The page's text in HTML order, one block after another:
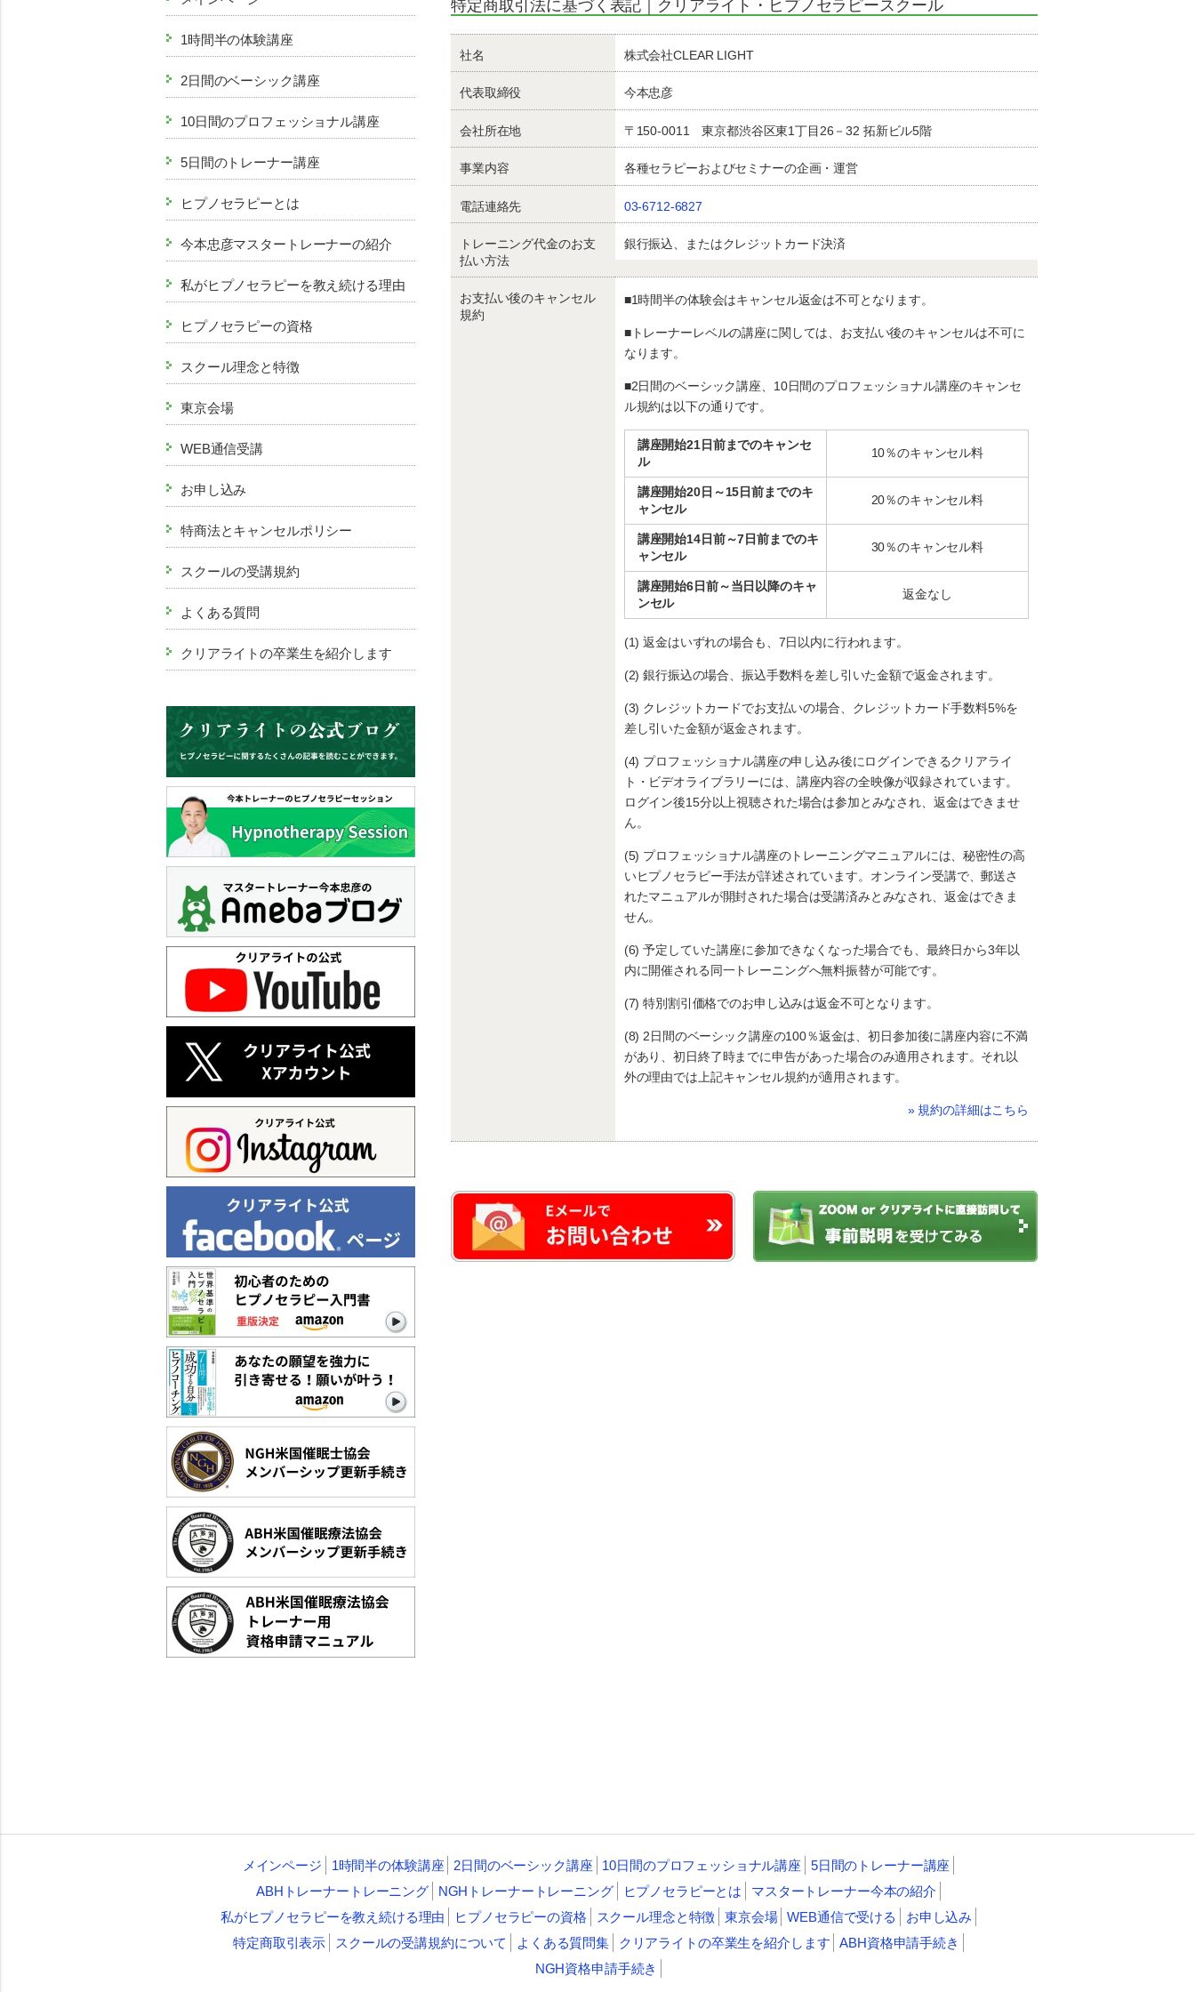
特定商取引法に基づく表記｜クリアライト・ヒプノセラピースクール
社名 株式会社CLEAR LIGHT
代表取締役 今本忠彦
会社所在地 〒150-0011 東京都渋谷区東1丁目26－32 拓新ビル5階
事業内容 各種セラピーおよびセミナーの企画・運営
電話連絡先 03-6712-6827
トレーニング代金のお支
払い方法
銀行振込、またはクレジットカード決済
お支払い後のキャンセル
規約
■1時間半の体験会はキャンセル返金は不可となります。
■トレーナーレベルの講座に関しては、お支払い後のキャンセルは不可に
なります。
■2日間のベーシック講座、10日間のプロフェッショナル講座のキャンセ
ル規約は以下の通りです。
講座開始21日前までのキャンセ
ル
10％のキャンセル料
講座開始20日～15日前までのキ
ャンセル
20％のキャンセル料
講座開始14日前～7日前までのキ
ャンセル
30％のキャンセル料
講座開始6日前～当日以降のキャ
ンセル
返金なし
(1) 返金はいずれの場合も、7日以内に行われます。
(2) 銀行振込の場合、振込手数料を差し引いた金額で返金されます。
(3) クレジットカードでお支払いの場合、クレジットカード手数料5%を
差し引いた金額が返金されます。
(4) プロフェッショナル講座の申し込み後にログインできるクリアライ
ト・ビデオライブラリーには、講座内容の全映像が収録されています。
ログイン後15分以上視聴された場合は参加とみなされ、返金はできませ
ん。
(5) プロフェッショナル講座のトレーニングマニュアルには、秘密性の高
いヒプノセラピー手法が詳述されています。オンライン受講で、郵送さ
れたマニュアルが開封された場合は受講済みとみなされ、返金はできま
せん。
(6) 予定していた講座に参加できなくなった場合でも、最終日から3年以
内に開催される同一トレーニングへ無料振替が可能です。
(7) 特別割引価格でのお申し込みは返金不可となります。
(8) 2日間のベーシック講座の100％返金は、初日参加後に講座内容に不満
があり、初日終了時までに申告があった場合のみ適用されます。それ以
外の理由では上記キャンセル規約が適用されます。
» 規約の詳細はこちら
1時間半の体験講座
2日間のベーシック講座
10日間のプロフェッショナル講座
5日間のトレーナー講座
ヒプノセラピーとは
今本忠彦マスタートレーナーの紹介
私がヒプノセラピーを教え続ける理由
ヒプノセラピーの資格
スクール理念と特徴
東京会場
WEB通信受講
お申し込み
特商法とキャンセルポリシー
スクールの受講規約
よくある質問
クリアライトの卒業生を紹介します
メインページ 1時間半の体験講座 2日間のベーシック講座 10日間のプロフェッショナル講座
5日間のトレーナー講座
ABHトレーナートレーニング
NGHトレーナートレーニング ヒプノセラピーとは
マスタートレーナー今本の紹介
私がヒプノセラピーを教え続ける理由
ヒプノセラピーの資格 スクール理念と特徴 東京会場 WEB通信で受ける
お申し込み
特定商取引表示
スクールの受講規約について よくある質問集 クリアライトの卒業生を紹介します
ABH資格申請手続き
NGH資格申請手続き